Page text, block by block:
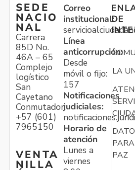
SEDE
NACIO
NAL
Carrera
85D No.
46A – 65
Complejo
logístico
San
Cayetano
Conmutador:
+57 (601)
7965150
VENTA
NILLA
Correo
institucional:
Línea
anticorrupción:
Desde
móvil o fijo:
157
Notificaciones
judiciales:
Horario de
atención
Lunes a
viernes
DE
LA
PAZ